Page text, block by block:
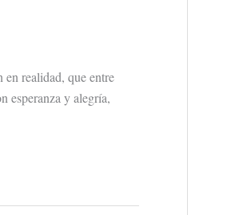
en realidad, que entre
esperanza y alegría,